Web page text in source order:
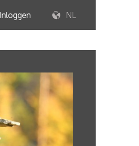
Inloggen NL